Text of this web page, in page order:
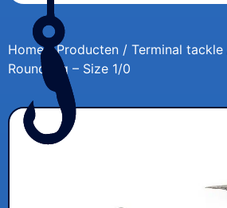
Home/Producten / Terminal tackle
Round Jig – Size 1/0